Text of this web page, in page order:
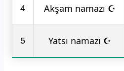
4 Akşam namazı ☪
5 Yatsı namazı ☪